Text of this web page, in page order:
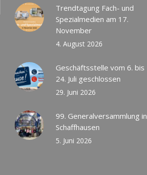
Trendtagung Fach- und
Spezialmedien am 17.
November
4. August 2026
Geschäftsstelle vom 6. bis
24. Juli geschlossen
29. Juni 2026
99. Generalversammlung in
Schaffhausen
5. Juni 2026